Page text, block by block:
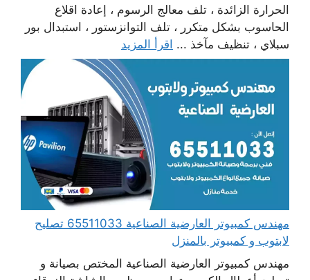
الحرارة الزائدة ، تلف معالج الرسوم ، إعادة اقلاع
الحاسوب بشكل متكرر ، تلف التوانزستور ، استبدال بور
سبلاي ، تنظيف مآخذ ... اقرأ المزيد
مهندس كمبيوتر العارضية الصناعية 65511033 تصليح
لابتوب و كمبيوتر بالمنزل
مهندس كمبيوتر العارضية الصناعية المختص بصيانة و